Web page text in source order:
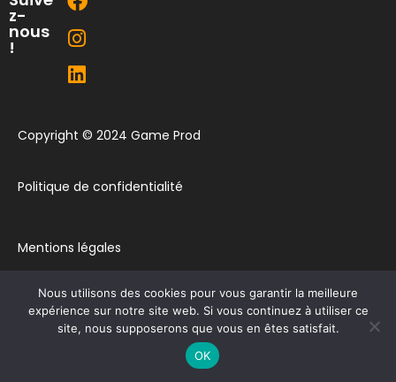
z-
nous
!
Copyright © 2024 Game Prod
Politique de confidentialité
Mentions légales
Plan du site
Nous utilisons des cookies pour vous garantir la meilleure
expérience sur notre site web. Si vous continuez à utiliser ce
site, nous supposerons que vous en êtes satisfait.
OK